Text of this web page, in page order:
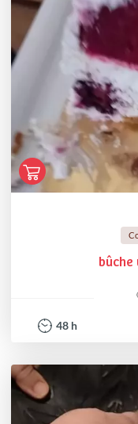
48 h